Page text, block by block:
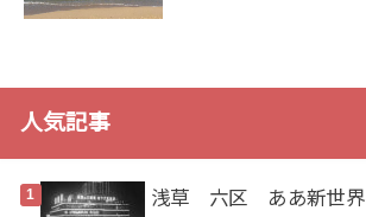
人気記事
浅草 六区 ああ新世界